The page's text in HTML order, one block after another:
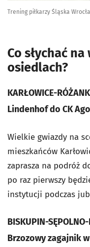
Trening piłkarzy Śląska
Co słychać
osiedlach?
KARŁOWICE-
Lindenhof do CK
Wielkie gwiazdy na
mieszkańców
zaprasza na podróż
po raz pierwszy
instytucji podczas
BISKUPIN-
Brzozowy zagajnik